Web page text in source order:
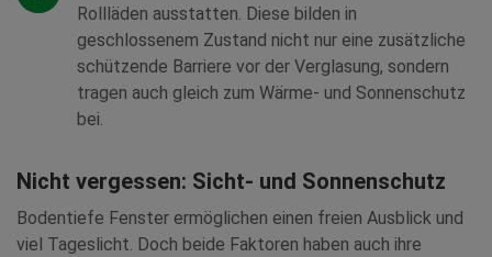
Rollläden ausstatten. Diese bilden in
geschlossenem Zustand nicht nur eine zusätzliche
schützende Barriere vor der Verglasung, sondern
tragen auch gleich zum Wärme- und Sonnenschutz
bei.
Nicht vergessen: Sicht- und Sonnenschutz
Bodentiefe Fenster ermöglichen einen freien Ausblick und
viel Tageslicht. Doch beide Faktoren haben auch ihre